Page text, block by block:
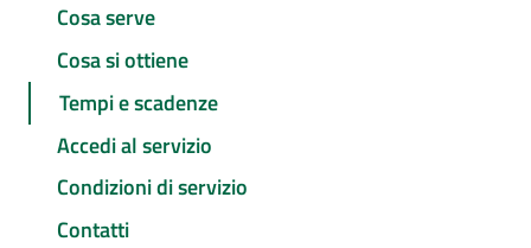
Cosa serve
Cosa si ottiene
Tempi e scadenze
Accedi al servizio
Condizioni di servizio
Contatti